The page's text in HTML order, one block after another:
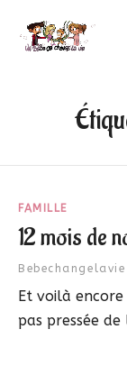
FAMILLE
12 mois de
Bebechangelavie
Et voilà encore
pas pressée